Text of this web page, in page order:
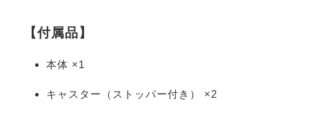
【付属品】
本体 ×1
キャスター（ストッパー付き） ×2